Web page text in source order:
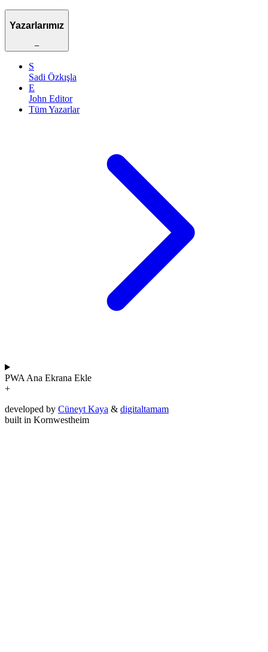
Yazarlarımız
–
S
Sadi Özkışla
E
John Editor
Tüm Yazarlar
PWA Ana Ekrana Ekle
+
developed by Cüneyt Kaya & digitaltamam
built in Kornwestheim